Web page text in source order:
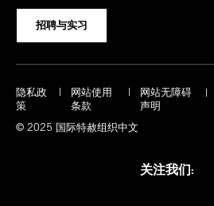
招聘与实习
隐私政
策
网站使用
条款
网站无障碍
声明
© 2025 国际特赦组织中文
关注我们: